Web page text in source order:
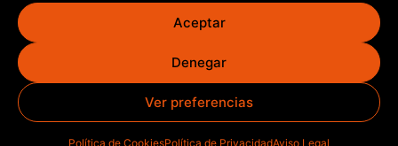
Aceptar
Denegar
Ver preferencias
Política de CookiesPolítica de PrivacidadAviso Legal
Política de PrivacidadPolítica de Cookies
Diseñado con ♥Mano de Mono